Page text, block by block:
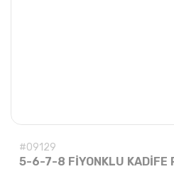
#09129
5-6-7-8 FİYONKLU KADİFE